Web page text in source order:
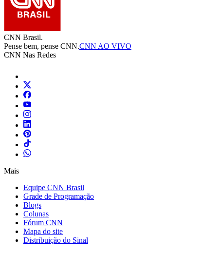
CNN Brasil.
Pense bem, pense CNN.CNN AO VIVO
CNN Nas Redes
Mais
Equipe CNN Brasil
Grade de Programação
Blogs
Colunas
Fórum CNN
Mapa do site
Distribuição do Sinal